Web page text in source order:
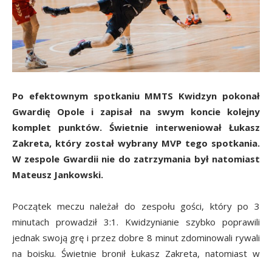
Po efektownym spotkaniu MMTS Kwidzyn pokonał
Gwardię Opole i zapisał na swym koncie kolejny
komplet punktów. Świetnie interweniował Łukasz
Zakreta, który został wybrany MVP tego spotkania.
W zespole Gwardii nie do zatrzymania był natomiast
Mateusz Jankowski.
Początek meczu należał do zespołu gości, który po 3
minutach prowadził 3:1. Kwidzynianie szybko poprawili
jednak swoją grę i przez dobre 8 minut zdominowali rywali
na boisku. Świetnie bronił Łukasz Zakreta, natomiast w